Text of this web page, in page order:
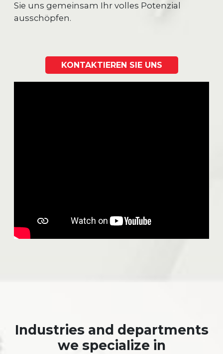
Sie uns gemeinsam Ihr volles Potenzial
ausschöpfen.
KONTAKTIEREN SIE UNS
Industries and departments
we specialize in